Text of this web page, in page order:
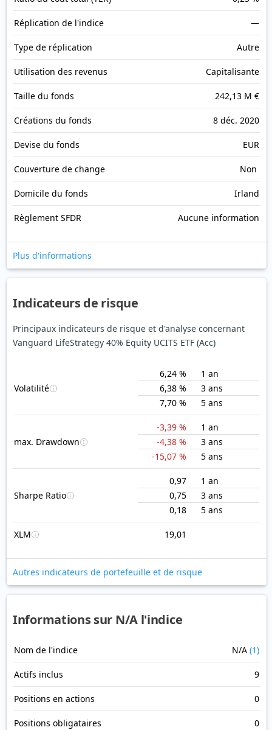
Réplication de l'indice —
Type de réplication Autre
Utilisation des revenus Capitalisante
Taille du fonds 242,13 M €
Créations du fonds 8 déc. 2020
Devise du fonds EUR
Couverture de change Non
Domicile du fonds Irland
Règlement SFDR Aucune information
Plus d'informations
Indicateurs de risque
Principaux indicateurs de risque et d'analyse concernant
Vanguard LifeStrategy 40% Equity UCITS ETF (Acc)
Volatilité
6,24 %
1 an
6,38 %
3 ans
7,70 %
5 ans
max. Drawdown
-3,39 %
1 an
-4,38 %
3 ans
-15,07 %
5 ans
Sharpe Ratio
0,97
1 an
0,75
3 ans
0,18
5 ans
XLM 19,01
Autres indicateurs de portefeuille et de risque
Informations sur N/A l'indice
Nom de l'indice N/A (1)
Actifs inclus 9
Positions en actions 0
Positions obligataires 0